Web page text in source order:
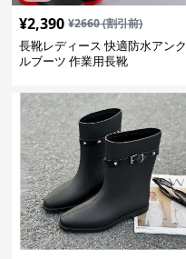
¥2,390 ¥2660(割引前)
長靴レディース 快適防水アンク
ルブーツ 作業用長靴